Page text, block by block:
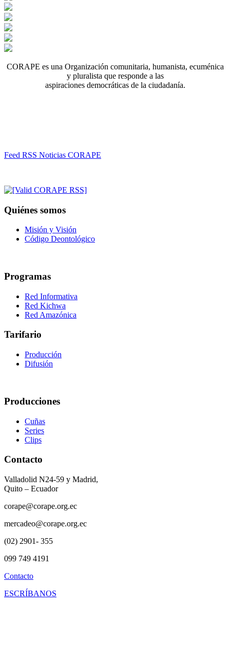
CORAPE es una Organización comunitaria, humanista, ecuménica
y pluralista que responde a las
aspiraciones democráticas de la ciudadanía.
Feed RSS Noticias CORAPE
Quiénes somos
Misión y Visión
Código Deontológico
Programas
Red Informativa
Red Kichwa
Red Amazónica
Tarifario
Producción
Difusión
Producciones
Cuñas
Series
Clips
Contacto
Valladolid N24-59 y Madrid,
Quito – Ecuador
corape@corape.org.ec
mercadeo@corape.org.ec
(02) 2901- 355
099 749 4191
Contacto
ESCRÍBANOS